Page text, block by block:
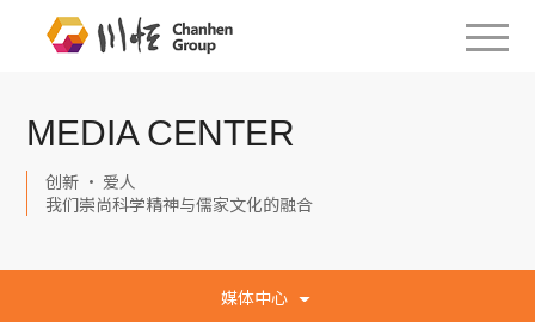
MEDIA CENTER
创新 · 爱人
我们崇尚科学精神与儒家文化的融合
媒体中心